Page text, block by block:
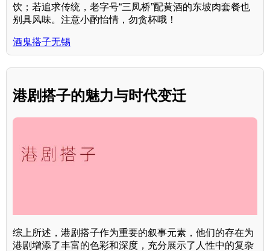
饮；若追求传统，老字号“三凤桥”配黄酒的东坡肉套餐也
别具风味。注意小酌怡情，勿贪杯哦！
酒鬼搭子无锡
港剧搭子的魅力与时代变迁
综上所述，港剧搭子作为重要的叙事元素，他们的存在为
港剧增添了丰富的色彩和深度，充分展示了人性中的复杂